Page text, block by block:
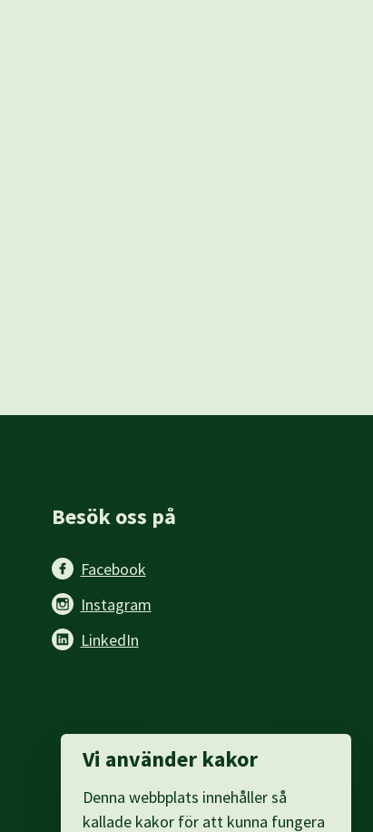
Besök oss på
Facebook
Instagram
LinkedIn
Vi använder kakor
Denna webbplats innehåller så
kallade kakor för att kunna fungera